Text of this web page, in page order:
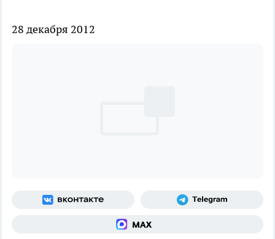
28 декабря 2012